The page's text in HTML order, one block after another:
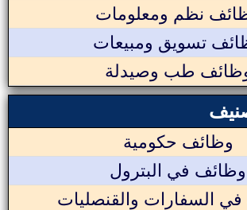
نظم ومعلومات
تسويق ومبيعات
طب وصيدلة
وظائف حكومية
وظائف في البترول
السفارات والقنصليات